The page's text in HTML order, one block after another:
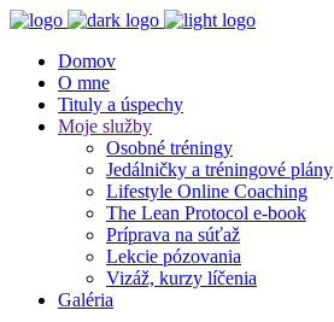
Domov
O mne
Tituly a úspechy
Moje služby
Osobné tréningy
Jedálničky a tréningové plány
Lifestyle Online Coaching
The Lean Protocol e-book
Príprava na súťaž
Lekcie pózovania
Vizáž, kurzy líčenia
Galéria